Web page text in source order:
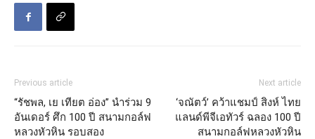
Previous article
“รัชพล, เย เทียต อ่อง” นำร่วม 9
อันเดอร์ ศึก 100 ปี สนามกอล์ฟ
หลวงหัวหิน รอบสอง
Next article
‘จณัตว์’ คว้าแชมป์ สิงห์ ไทย
แลนด์พีจีเอทัวร์ ฉลอง 100 ปี
สนามกอล์ฟหลวงหัวหิน